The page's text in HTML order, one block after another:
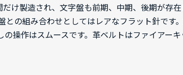
け製造され、文字盤も前期、中期、後期が存
の組み合わせとしてはレアなフラット針です
操作はスムースです。革ベルトはファイアー